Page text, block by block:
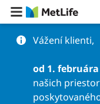
Preskočiť na obsah
Vážení klienti,
od 1. februára
našich